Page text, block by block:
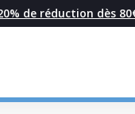
de réduction dès